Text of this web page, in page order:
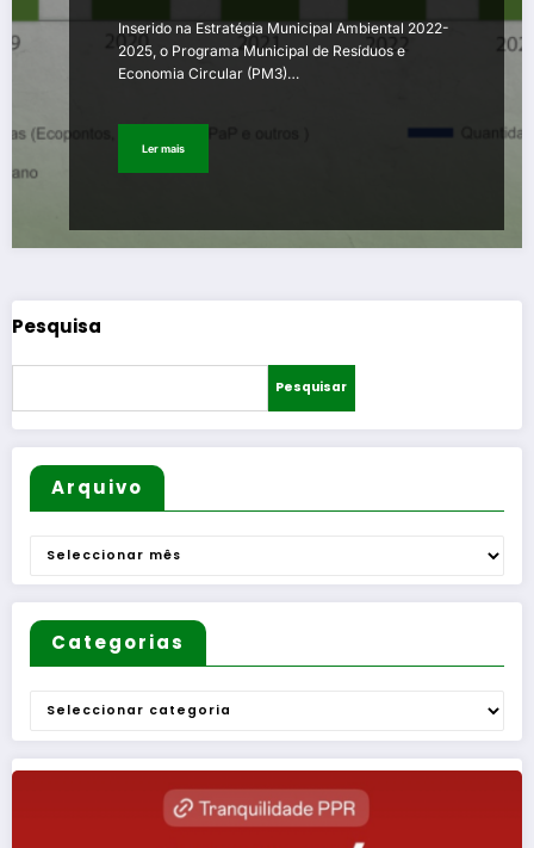
Inserido na Estratégia Municipal Ambiental 2022-
2025, o Programa Municipal de Resíduos e
Economia Circular (PM3)…
Ler mais
Pesquisa
Pesquisar
Arquivo
Arquivo
Categorias
Categorias